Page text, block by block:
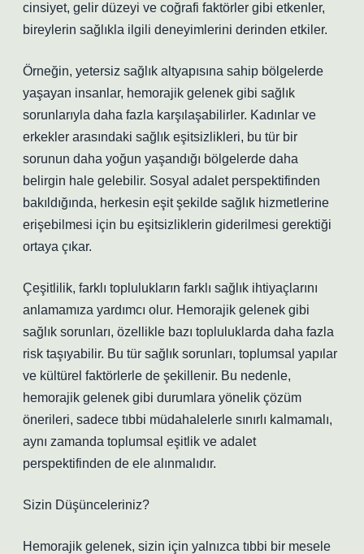
cinsiyet, gelir düzeyi ve coğrafi faktörler gibi etkenler,
bireylerin sağlıkla ilgili deneyimlerini derinden etkiler.
Örneğin, yetersiz sağlık altyapısına sahip bölgelerde
yaşayan insanlar, hemorajik gelenek gibi sağlık
sorunlarıyla daha fazla karşılaşabilirler. Kadınlar ve
erkekler arasındaki sağlık eşitsizlikleri, bu tür bir
sorunun daha yoğun yaşandığı bölgelerde daha
belirgin hale gelebilir. Sosyal adalet perspektifinden
bakıldığında, herkesin eşit şekilde sağlık hizmetlerine
erişebilmesi için bu eşitsizliklerin giderilmesi gerektiği
ortaya çıkar.
Çeşitlilik, farklı toplulukların farklı sağlık ihtiyaçlarını
anlamamıza yardımcı olur. Hemorajik gelenek gibi
sağlık sorunları, özellikle bazı topluluklarda daha fazla
risk taşıyabilir. Bu tür sağlık sorunları, toplumsal yapılar
ve kültürel faktörlerle de şekillenir. Bu nedenle,
hemorajik gelenek gibi durumlara yönelik çözüm
önerileri, sadece tıbbi müdahalelerle sınırlı kalmamalı,
aynı zamanda toplumsal eşitlik ve adalet
perspektifinden de ele alınmalıdır.
Sizin Düşünceleriniz?
Hemorajik gelenek, sizin için yalnızca tıbbi bir mesele